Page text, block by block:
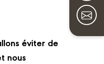
éviter de
nous